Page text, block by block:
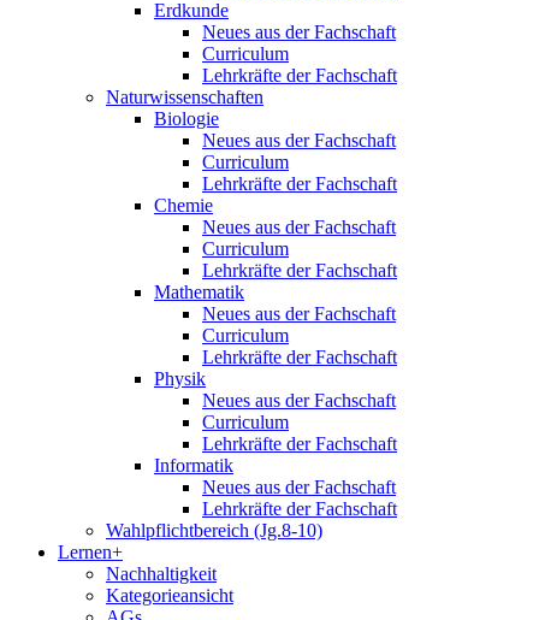
Erdkunde
Neues aus der Fachschaft
Curriculum
Lehrkräfte der Fachschaft
Naturwissenschaften
Biologie
Neues aus der Fachschaft
Curriculum
Lehrkräfte der Fachschaft
Chemie
Neues aus der Fachschaft
Curriculum
Lehrkräfte der Fachschaft
Mathematik
Neues aus der Fachschaft
Curriculum
Lehrkräfte der Fachschaft
Physik
Neues aus der Fachschaft
Curriculum
Lehrkräfte der Fachschaft
Informatik
Neues aus der Fachschaft
Lehrkräfte der Fachschaft
Wahlpflichtbereich (Jg.8-10)
Lernen+
Nachhaltigkeit
Kategorieansicht